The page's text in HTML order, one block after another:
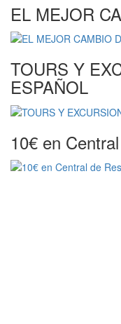
EL MEJOR
TOURS Y
ESPAÑOL
10€ en